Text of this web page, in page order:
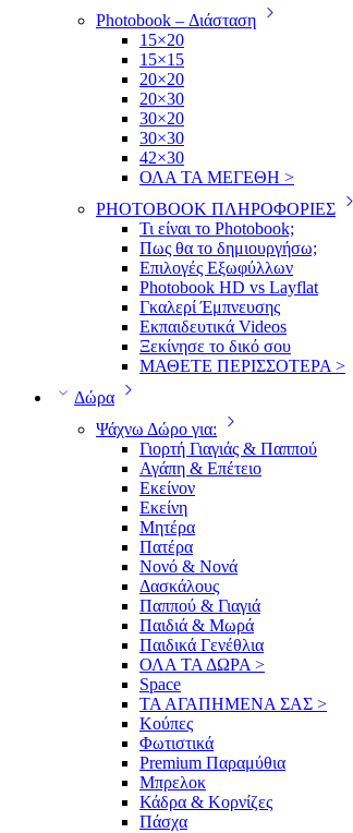
Photobook – Διάσταση
15×20
15×15
20×20
20×30
30×20
30×30
42×30
ΟΛΑ ΤΑ ΜΕΓΕΘΗ >
PHOTOBOOK ΠΛΗΡΟΦΟΡΙΕΣ
Τι είναι το Photobook;
Πως θα το δημιουργήσω;
Επιλογές Εξωφύλλων
Photobook HD vs Layflat
Γκαλερί Έμπνευσης
Εκπαιδευτικά Videos
Ξεκίνησε το δικό σου
ΜΑΘΕΤΕ ΠΕΡΙΣΣΟΤΕΡΑ >
Δώρα
Ψάχνω Δώρο για:
Γιορτή Γιαγιάς & Παππού
Αγάπη & Επέτειο
Εκείνον
Εκείνη
Μητέρα
Πατέρα
Νονό & Νονά
Δασκάλους
Παππού & Γιαγιά
Παιδιά & Μωρά
Παιδικά Γενέθλια
ΟΛΑ ΤΑ ΔΩΡΑ >
Space
ΤΑ ΑΓΑΠΗΜΕΝΑ ΣΑΣ >
Κούπες
Φωτιστικά
Premium Παραμύθια
Μπρελοκ
Κάδρα & Κορνίζες
Πάσχα